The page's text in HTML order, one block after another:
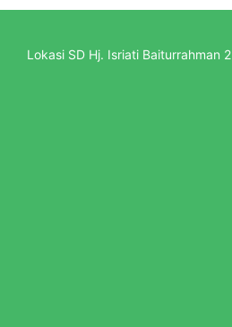
Lokasi SD Hj. Isriati Baiturrahman 2